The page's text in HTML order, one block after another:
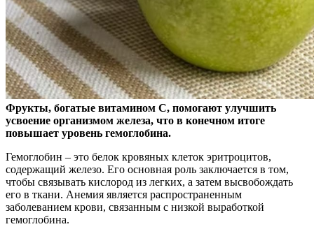
Фрукты, богатые витамином С, помогают улучшить
усвоение организмом железа, что в конечном итоге
повышает уровень гемоглобина.
Гемоглобин – это белок кровяных клеток эритроцитов,
содержащий железо. Его основная роль заключается в том,
чтобы связывать кислород из легких, а затем высвобождать
его в ткани. Анемия является распространенным
заболеванием крови, связанным с низкой выработкой
гемоглобина.